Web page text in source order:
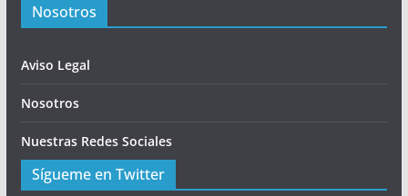
Nosotros
Aviso Legal
Nosotros
Nuestras Redes Sociales
Sígueme en Twitter